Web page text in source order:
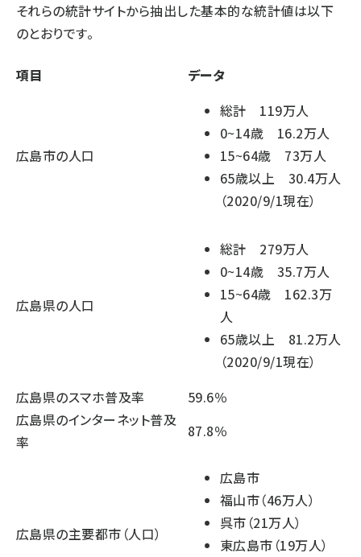
それらの統計サイトから抽出した基本的な統計値は以下
のとおりです。
項目 データ
広島市の人口
総計 119万人
0~14歳 16.2万人
15~64歳 73万人
65歳以上 30.4万人
（2020/9/1現在）
広島県の人口
総計 279万人
0~14歳 35.7万人
15~64歳 162.3万
人
65歳以上 81.2万人
（2020/9/1現在）
広島県のスマホ普及率
59.6％
広島県のインターネット普及
率
87.8％
広島県の主要都市（人口）
広島市
福山市（46万人）
呉市（21万人）
東広島市（19万人）